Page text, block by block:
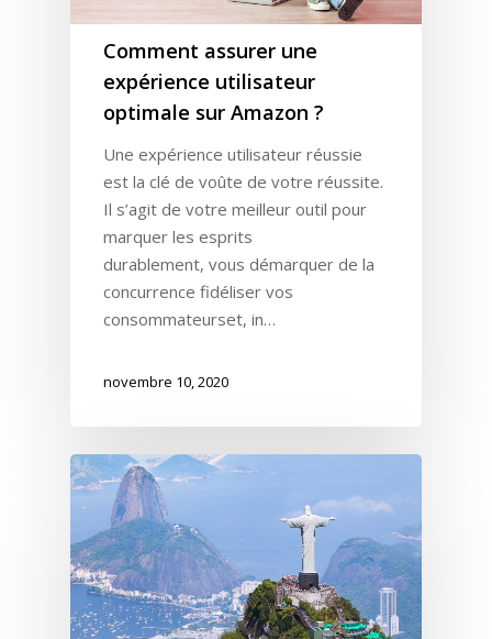
Comment assurer une
expérience utilisateur
optimale sur Amazon ?
Une expérience utilisateur réussie
est la clé de voûte de votre réussite.
Il s’agit de votre meilleur outil pour
marquer les esprits
durablement, vous démarquer de la
concurrence fidéliser vos
consommateurset, in…
novembre 10, 2020